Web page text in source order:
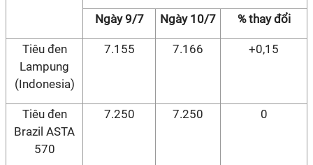
Ngày 9/7 Ngày 10/7 % thay đổi
Tiêu đen
Lampung
(Indonesia)
7.155 7.166 +0,15
Tiêu đen
Brazil ASTA
570
7.250 7.250 0